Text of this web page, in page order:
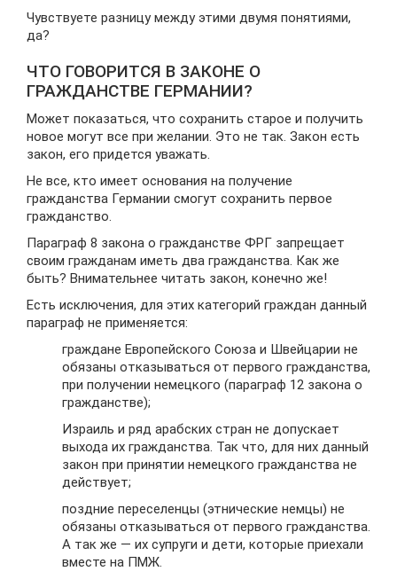
Чувствуете разницу между этими двумя понятиями,
да?
ЧТО ГОВОРИТСЯ В ЗАКОНЕ О
ГРАЖДАНСТВЕ ГЕРМАНИИ?
Может показаться, что сохранить старое и получить
новое могут все при желании. Это не так. Закон есть
закон, его придется уважать.
Не все, кто имеет основания на получение
гражданства Германии смогут сохранить первое
гражданство.
Параграф 8 закона о гражданстве ФРГ запрещает
своим гражданам иметь два гражданства. Как же
быть? Внимательнее читать закон, конечно же!
Есть исключения, для этих категорий граждан данный
параграф не применяется:
граждане Европейского Союза и Швейцарии не
обязаны отказываться от первого гражданства,
при получении немецкого (параграф 12 закона о
гражданстве);
Израиль и ряд арабских стран не допускает
выхода их гражданства. Так что, для них данный
закон при принятии немецкого гражданства не
действует;
поздние переселенцы (этнические немцы) не
обязаны отказываться от первого гражданства.
А так же — их супруги и дети, которые приехали
вместе на ПМЖ.